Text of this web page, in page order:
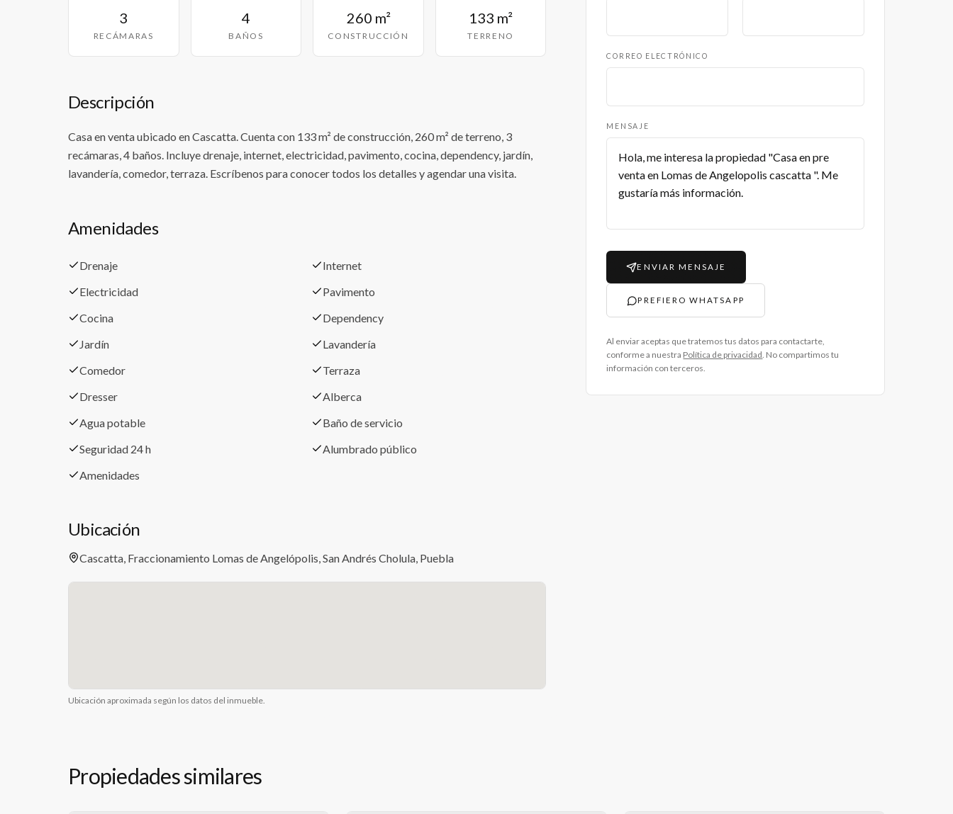
3
RECÁMARAS
4
BAÑOS
260 m²
CONSTRUCCIÓN
133 m²
TERRENO
Descripción
Casa en venta ubicado en Cascatta. Cuenta con 133 m² de construcción, 260 m² de terreno, 3
recámaras, 4 baños. Incluye drenaje, internet, electricidad, pavimento, cocina, dependency, jardín,
lavandería, comedor, terraza. Escríbenos para conocer todos los detalles y agendar una visita.
Amenidades
Drenaje
Internet
Electricidad
Pavimento
Cocina
Dependency
Jardín
Lavandería
Comedor
Terraza
Dresser
Alberca
Agua potable
Baño de servicio
Seguridad 24 h
Alumbrado público
Amenidades
Ubicación
Cascatta, Fraccionamiento Lomas de Angelópolis, San Andrés Cholula, Puebla
Ubicación aproximada según los datos del inmueble.
CORREO ELECTRÓNICO
MENSAJE
ENVIAR MENSAJE
PREFIERO WHATSAPP
Al enviar aceptas que tratemos tus datos para contactarte,
conforme a nuestra Política de privacidad. No compartimos tu
información con terceros.
Propiedades similares